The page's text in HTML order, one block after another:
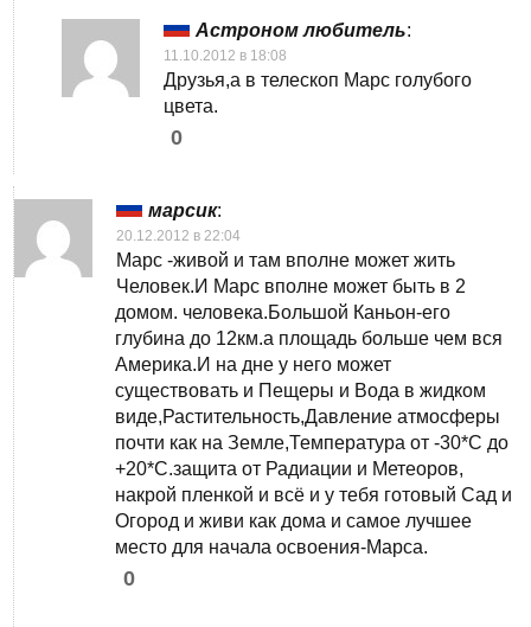
Астроном любитель:
11.10.2012 в 18:08
Друзья,а в телескоп Марс голубого
цвета.
0
марсик:
20.12.2012 в 22:04
Марс -живой и там вполне может жить
Человек.И Марс вполне может быть в 2
домом. человека.Большой Каньон-его
глубина до 12км.а площадь больше чем вся
Америка.И на дне у него может
существовать и Пещеры и Вода в жидком
виде,Растительность,Давление атмосферы
почти как на Земле,Температура от -30*С до
+20*С.защита от Радиации и Метеоров,
накрой пленкой и всё и у тебя готовый Сад и
Огород и живи как дома и самое лучшее
место для начала освоения-Марса.
0